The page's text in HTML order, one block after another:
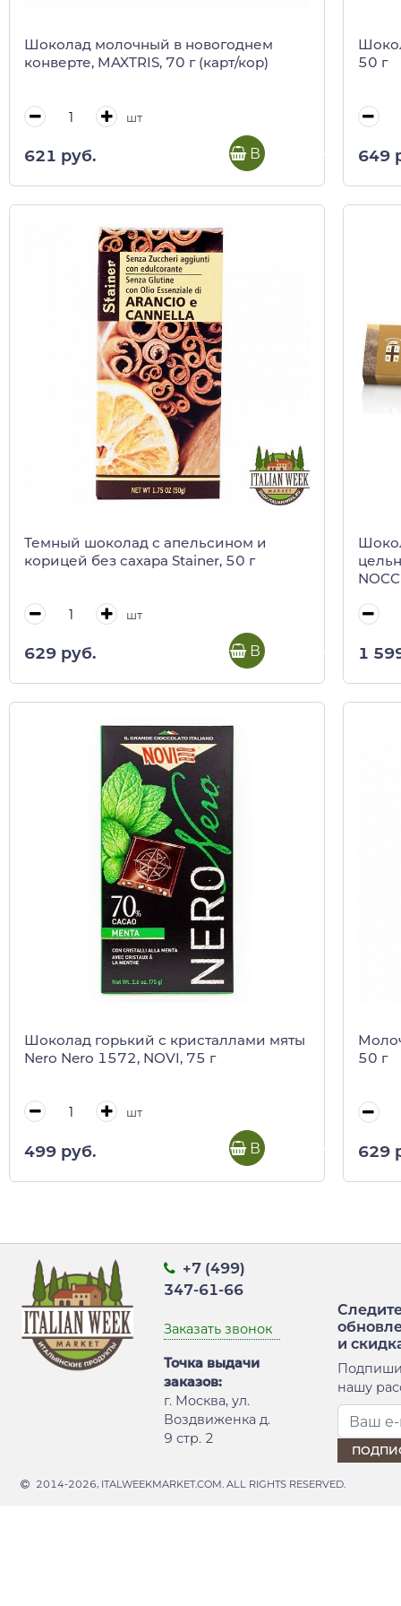
Шоколад молочный в новогоднем
конверте, MAXTRIS, 70 г (карт/кор)
шт
621 руб. В корзину
50 г
649
Темный шоколад с апельсином и
корицей без сахара Stainer, 50 г
шт
629 руб. В корзину
кор)
1
Шоколад горький с кристаллами мяты
Nero Nero 1572, NOVI, 75 г
шт
499 руб. В корзину
50 г
629
+7 (499)
347-61-66
Заказать звонок
Точка выдачи
заказов:
г. Москва, ул.
Воздвиженка д.
9 стр. 2
и
нашу
2014-2026, ITALWEEKMARKET.COM. ALL RIGHTS RESERVED.